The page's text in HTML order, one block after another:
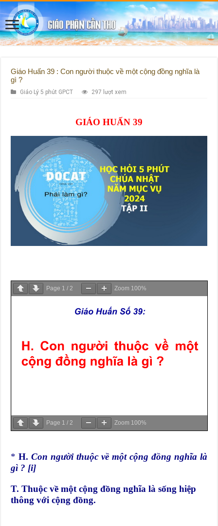
Giáo Huấn 39 : Con người thuộc về một cộng đồng nghĩa là
gì ?
Giáo Lý 5 phút GPCT 297 lượt xem
GIÁO HUẤN 39
Page 1 /2 Zoom 100%
Page 1 /2 Zoom 100%
*H.Con người thuộc về một cộng đồng nghĩa là
gì ? [i]
T. Thuộc về một cộng đồng nghĩa là sống hiệp
thông với cộng đồng.